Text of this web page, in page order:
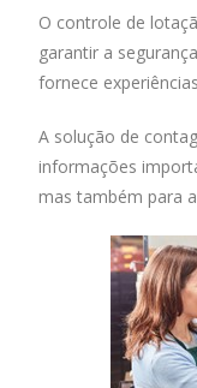
O controle de
garantir a
fornece
A solução de
informações
mas também para